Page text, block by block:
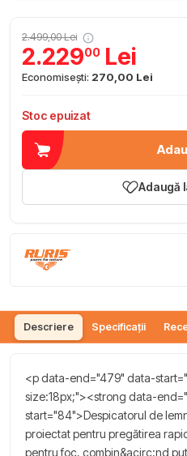
2.499,00 Lei
2.22900 Lei
Economisești: 270,00 Lei
Stoc epuizat
Adaugă
Descriere Specificații
<p data-end="479" data-
size:18px;"><strong data-
start="84">Despicatorul de
proiectat pentru pregătirea
pentru foc, combin&acirc;nd